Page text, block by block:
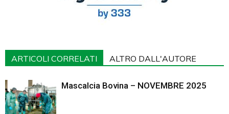
ARTICOLI CORRELATI ALTRO DALL'AUTORE
Mascalcia Bovina – NOVEMBRE 2025